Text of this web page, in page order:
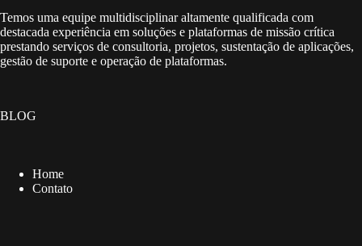
Temos uma equipe multidisciplinar altamente qualificada com
destacada experiência em soluções e plataformas de missão crítica
prestando serviços de consultoria, projetos, sustentação de aplicações,
gestão de suporte e operação de plataformas.
BLOG
Home
Contato